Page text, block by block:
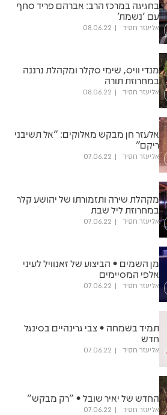
בחגיגה במרכז הרב: אברהם פריד סחף
עם 'נשמת'
אליעזר חסיד 08.06.22
מנדי וויס, שימי סקלר ומקהלת נרננה
במחרוזת תורה
אליעזר חסיד 08.06.22
אלעזר חן מבקש מאלוקים: "אל תשיבני
ריקם"
אליעזר חסיד 07.06.22
מקהלת שירה ותזמורתו של יהושע קלר
במחרוזת ליל שבת
אליעזר חסיד 07.06.22
מן השמים • הביצוע של זאנוויל לעיני
אלפי המסיימים
אליעזר חסיד 07.06.22
תמיד בשמחה • צבי גרינהיים בסינגל
חדש
אליעזר חסיד 07.06.22
החדש של יאיר שובל • "רק מבקש"
אליעזר חסיד 07.06.22